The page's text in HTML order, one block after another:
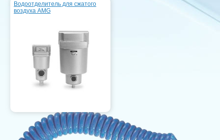
Водоотделитель для сжатого
воздуха AMG